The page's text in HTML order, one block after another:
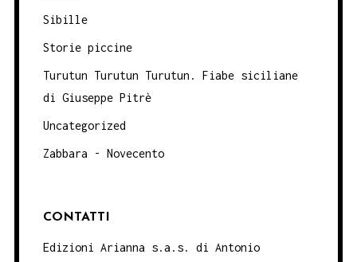
Sibille
Storie piccine
Turutun Turutun Turutun. Fiabe siciliane
di Giuseppe Pitrè
Uncategorized
Zabbara - Novecento
CONTATTI
Edizioni Arianna s.a.s. di Antonio